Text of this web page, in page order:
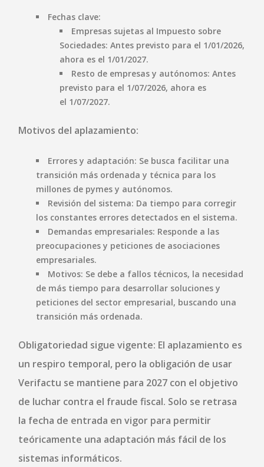
Fechas clave:
Empresas sujetas al Impuesto sobre
Sociedades: Antes previsto para el 1/01/2026,
ahora es el 1/01/2027.
Resto de empresas y autónomos: Antes
previsto para el 1/07/2026, ahora es
el 1/07/2027.
Motivos del aplazamiento:
Errores y adaptación: Se busca facilitar una
transición más ordenada y técnica para los
millones de pymes y autónomos.
Revisión del sistema: Da tiempo para corregir
los constantes errores detectados en el sistema.
Demandas empresariales: Responde a las
preocupaciones y peticiones de asociaciones
empresariales.
Motivos: Se debe a fallos técnicos, la necesidad
de más tiempo para desarrollar soluciones y
peticiones del sector empresarial, buscando una
transición más ordenada.
Obligatoriedad sigue vigente: El aplazamiento es
un respiro temporal, pero la obligación de usar
Verifactu se mantiene para 2027 con el objetivo
de luchar contra el fraude fiscal. Solo se retrasa
la fecha de entrada en vigor para permitir
teóricamente una adaptación más fácil de los
sistemas informáticos.